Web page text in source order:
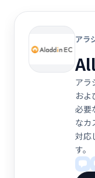
アラ
アラ
およ
必要
なカ
対応
す。